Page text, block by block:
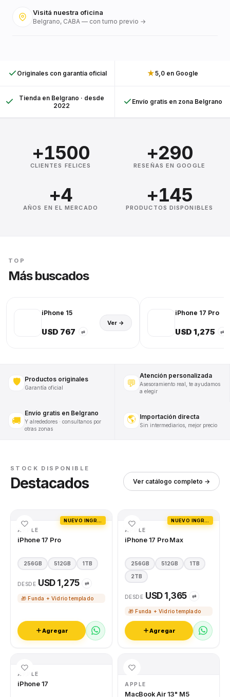
Visitá nuestra oficina
Belgrano, CABA — con turno previo →
Originales con garantía oficial ★5,0 en Google
Tienda en Belgrano · desde
2022
Envío gratis en zona Belgrano
+1500
CLIENTES FELICES
+290
RESEÑAS EN GOOGLE
+4
AÑOS EN EL MERCADO
+145
PRODUCTOS DISPONIBLES
TOP
Más buscados
iPhone 15
USD 767 ⇄
Ver →
iPhone 17 Pro
USD 1,275 ⇄
🛡️ Productos originales
Garantía oficial 💬
Atención personalizada
Asesoramiento real, te ayudamos
a elegir
🚚
Envío gratis en Belgrano
Y alrededores · consultanos por
otras zonas
🌎 Importación directa
Sin intermediarios, mejor precio
STOCK DISPONIBLE
Destacados Ver catálogo completo →
APPLE
iPhone 17 Pro
256GB 512GB 1TB
DESDE USD 1,275 ⇄
🎁 Funda + Vidrio templado
Agregar
APPLE
iPhone 17 Pro Max
256GB 512GB 1TB
2TB
DESDE USD 1,365 ⇄
🎁 Funda + Vidrio templado
Agregar
APPLE
iPhone 17 APPLE
MacBook Air 13" M5